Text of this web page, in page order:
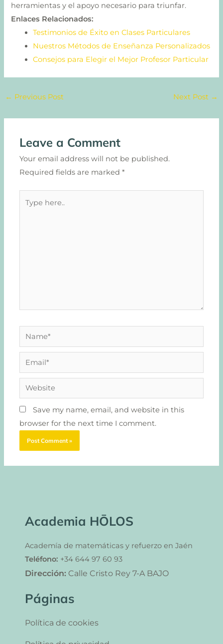
herramientas y el apoyo necesario para triunfar.
Enlaces Relacionados:
Testimonios de Éxito en Clases Particulares
Nuestros Métodos de Enseñanza Personalizados
Consejos para Elegir el Mejor Profesor Particular
← Previous Post Next Post →
Leave a Comment
Your email address will not be published.
Required fields are marked*
here..
Name*
Email*
Website
Save my name, email, and website in this
browser for the next time I comment.
Academia HŌLOS
Academía de matemáticas y refuerzo en Jaén
Teléfono: +34 644 97 60 93
Dirección: Calle Cristo Rey 7-A BAJO
Páginas
Política de cookies